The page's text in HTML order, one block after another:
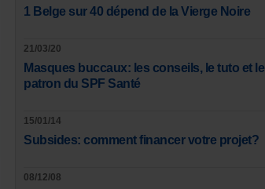
1 Belge sur 40 dépend de la Vierge Noire
21/03/20
Masques buccaux: les conseils, le tuto et le
patron du SPF Santé
15/01/14
Subsides: comment financer votre projet?
08/12/08